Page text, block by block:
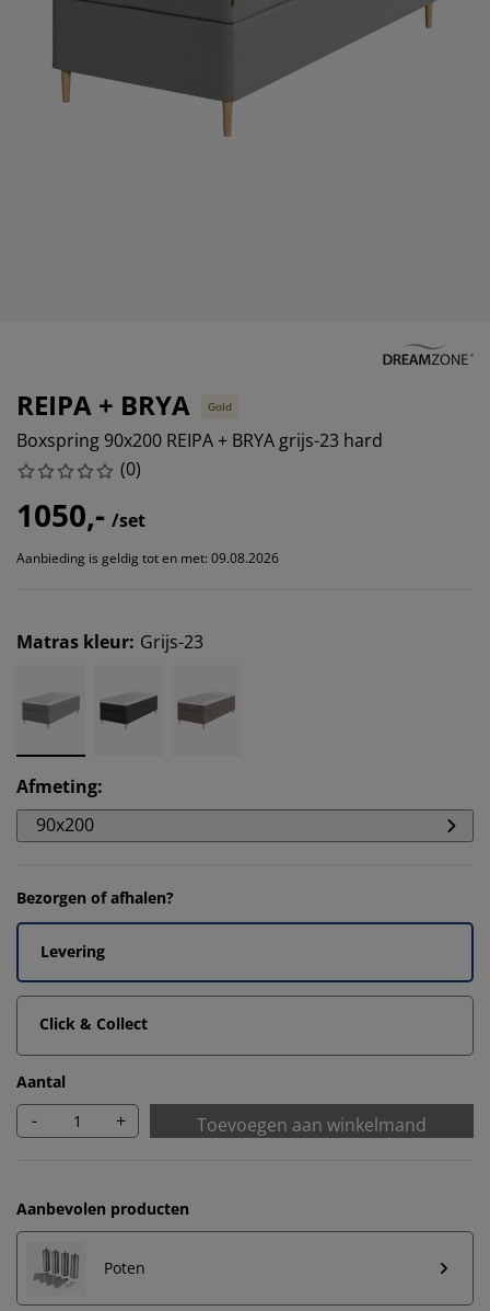
en accessoires
REIPA + BRYA Gold
Boxspring 90x200 REIPA + BRYA grijs-23 hard
(0)
1050,- /set
Aanbieding is geldig tot en met: 09.08.2026
Matras kleur: Grijs-23
Afmeting:
90x200
Bezorgen of afhalen?
Levering
Click & Collect
Aantal
- + Toevoegen aan winkelmand
Aanbevolen producten
Poten